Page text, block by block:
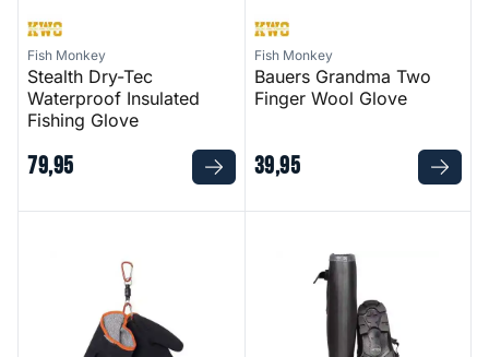
Fish Monkey
Stealth Dry-Tec
Waterproof Insulated
Fishing Glove
79,95
Fish Monkey
Bauers Grandma Two
Finger Wool Glove
39,95